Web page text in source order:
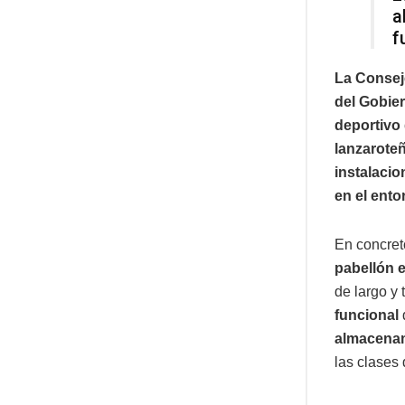
La
del
deportivo
en el
En
pabellón
de largo y
funcional
las clases